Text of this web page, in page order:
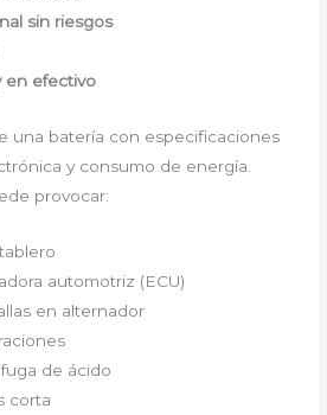
sin riesgos
en efectivo
una batería con especificaciones
y consumo de energía.
provocar:
automotriz (ECU)
en alternador
de ácido
corta